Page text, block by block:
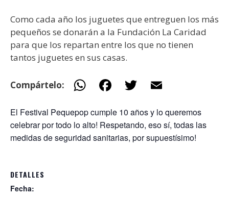
Como cada año los juguetes que entreguen los más
pequeños se donarán a la Fundación La Caridad
para que los repartan entre los que no tienen
tantos juguetes en sus casas.
Compártelo: W
at
s
e
b
itt
er
ai
l
El Festival Pequepop cumple 10 años y lo queremos
celebrar por todo lo alto! Respetando, eso sí, todas las
medidas de seguridad sanitarias, por supuestísimo!
DETALLES
Fecha: